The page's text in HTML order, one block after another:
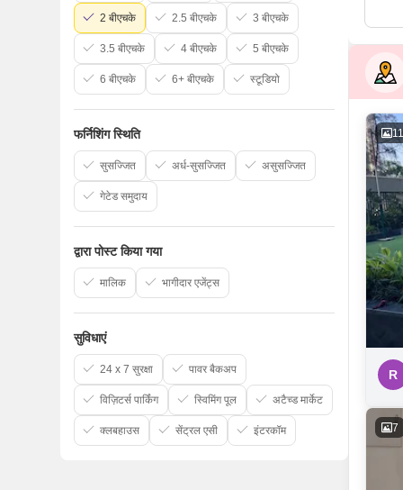
11
R
7
2 बीएचके 2.5 बीएचके 3 बीएचके
3.5 बीएचके 4 बीएचके 5 बीएचके
6 बीएचके 6+ बीएचके स्टूडियो
फर्निशिंग स्थिति
सुसज्जित अर्ध-सुसज्जित असुसज्जित
गेटेड समुदाय
द्वारा पोस्ट किया गया
मालिक भागीदार एजेंट्स
सुविधाएं
24 x 7 सुरक्षा पावर बैकअप
विज़िटर्स पार्किंग स्विमिंग पूल अटैच्ड मार्केट
क्लबहाउस सेंट्रल एसी इंटरकॉम